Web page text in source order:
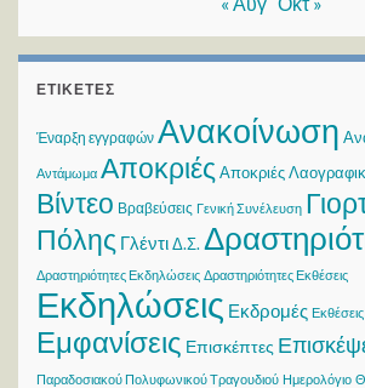
ΕΤΙΚΈΤΕΣ
Έναρξη εγγραφών Ανακοίνωση
Αντάμωμα Αποκριές Αποκριές
Βίντεο Βραβεύσεις Γενική Συνέλευση
Πόλης ΓλέντιΔ.Σ.
Δραστηριότητες Εκδηλώσεις Δραστηριότητες Εκθέσεις
Εκδηλώσεις Εκδρομές Εκθέσεις
Εμφανίσεις Επισκέπτες
Παραδοσιακού Πολυφωνικού Τραγουδιού Ημερολόγιο